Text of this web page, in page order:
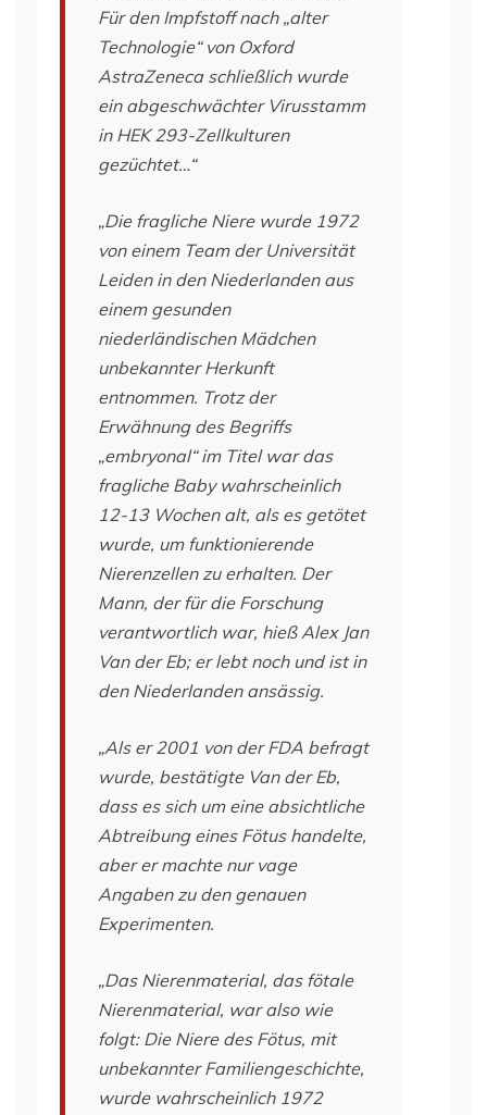
Für den Impfstoff nach „alter
Technologie“ von Oxford
AstraZeneca schließlich wurde
ein abgeschwächter Virusstamm
in HEK 293-Zellkulturen
gezüchtet…“
„Die fragliche Niere wurde 1972
von einem Team der Universität
Leiden in den Niederlanden aus
einem gesunden
niederländischen Mädchen
unbekannter Herkunft
entnommen. Trotz der
Erwähnung des Begriffs
„embryonal“ im Titel war das
fragliche Baby wahrscheinlich
12-13 Wochen alt, als es getötet
wurde, um funktionierende
Nierenzellen zu erhalten. Der
Mann, der für die Forschung
verantwortlich war, hieß Alex Jan
Van der Eb; er lebt noch und ist in
den Niederlanden ansässig.
„Als er 2001 von der FDA befragt
wurde, bestätigte Van der Eb,
dass es sich um eine absichtliche
Abtreibung eines Fötus handelte,
aber er machte nur vage
Angaben zu den genauen
Experimenten.
„Das Nierenmaterial, das fötale
Nierenmaterial, war also wie
folgt: Die Niere des Fötus, mit
unbekannter Familiengeschichte,
wurde wahrscheinlich 1972